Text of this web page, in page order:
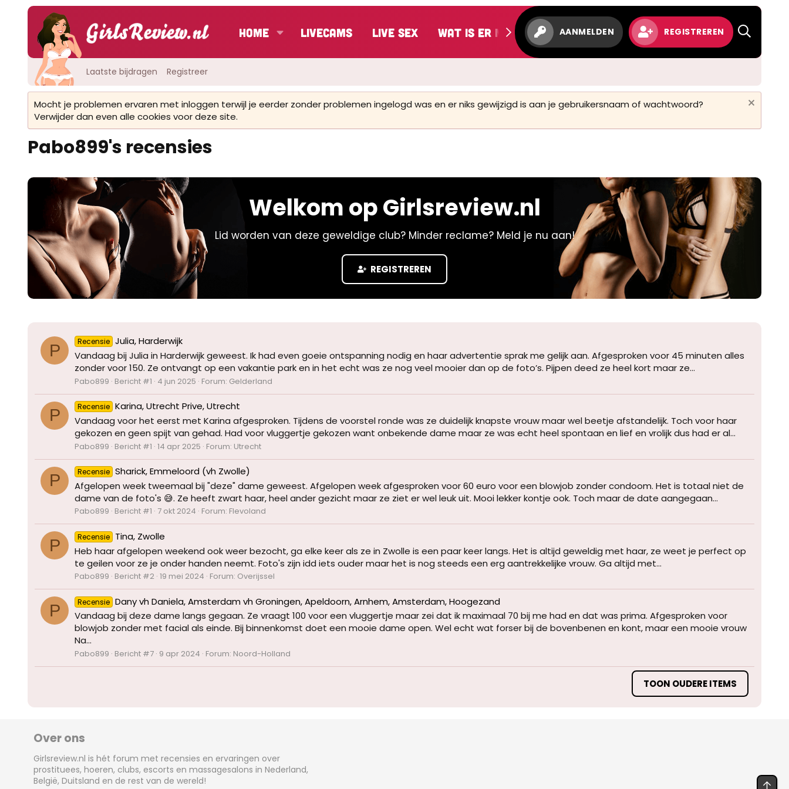
Home LiveCams Live Sex Wat is er nieuw AANMELDEN REGISTREREN
Laatste bijdragen Registreer
Mocht je problemen ervaren met inloggen terwijl je eerder zonder problemen ingelogd was en er niks gewijzigd is aan je gebruikersnaam of wachtwoord?
Verwijder dan even alle cookies voor deze site.
Pabo899's recensies
Welkom op Girlsreview.nl
Lid worden van deze geweldige club? Minder reclame? Meld je nu aan!
REGISTREREN
P Recensie Julia, Harderwijk
Vandaag bij Julia in Harderwijk geweest. Ik had even goeie ontspanning nodig en haar advertentie sprak me gelijk aan. Afgesproken voor 45 minuten alles
zonder voor 150. Ze ontvangt op een vakantie park en in het echt was ze nog veel mooier dan op de foto’s. Pijpen deed ze heel kort maar ze...
Pabo899 Bericht #1 4 jun 2025 Forum: Gelderland
P Recensie Karina, Utrecht Prive, Utrecht
Vandaag voor het eerst met Karina afgesproken. Tijdens de voorstel ronde was ze duidelijk knapste vrouw maar wel beetje afstandelijk. Toch voor haar
gekozen en geen spijt van gehad. Had voor vluggertje gekozen want onbekende dame maar ze was echt heel spontaan en lief en vrolijk dus had er al...
Pabo899 Bericht #1 14 apr 2025 Forum: Utrecht
P Recensie Sharick, Emmeloord (vh Zwolle)
Afgelopen week tweemaal bij "deze" dame geweest. Afgelopen week afgesproken voor 60 euro voor een blowjob zonder condoom. Het is totaal niet de
dame van de foto's 😅. Ze heeft zwart haar, heel ander gezicht maar ze ziet er wel leuk uit. Mooi lekker kontje ook. Toch maar de date aangegaan...
Pabo899 Bericht #1 7 okt 2024 Forum: Flevoland
P Recensie Tina, Zwolle
Heb haar afgelopen weekend ook weer bezocht, ga elke keer als ze in Zwolle is een paar keer langs. Het is altijd geweldig met haar, ze weet je perfect op
te geilen voor ze je onder handen neemt. Foto's zijn idd iets ouder maar het is nog steeds een erg aantrekkelijke vrouw. Ga altijd met...
Pabo899 Bericht #2 19 mei 2024 Forum: Overijssel
P Recensie Dany vh Daniela, Amsterdam vh Groningen, Apeldoorn, Arnhem, Amsterdam, Hoogezand
Vandaag bij deze dame langs gegaan. Ze vraagt 100 voor een vluggertje maar zei dat ik maximaal 70 bij me had en dat was prima. Afgesproken voor
blowjob zonder met facial als einde. Bij binnenkomst doet een mooie dame open. Wel echt wat forser bij de bovenbenen en kont, maar een mooie vrouw
Na...
Pabo899 Bericht #7 9 apr 2024 Forum: Noord-Holland
TOON OUDERE ITEMS
Over ons
Girlsreview.nl is hét forum met recensies en ervaringen over
prostituees, hoeren, clubs, escorts en massagesalons in Nederland,
België, Duitsland en de rest van de wereld!